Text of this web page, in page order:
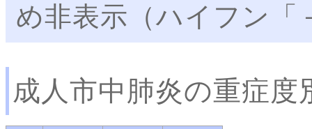
め非表示（ハイフン「
成人市中肺炎の重症度